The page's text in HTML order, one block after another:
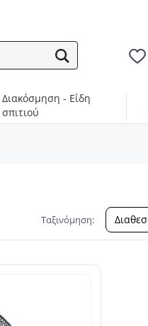
Διακόσμηση - Είδη
σπιτιού
Ταξινόμηση: